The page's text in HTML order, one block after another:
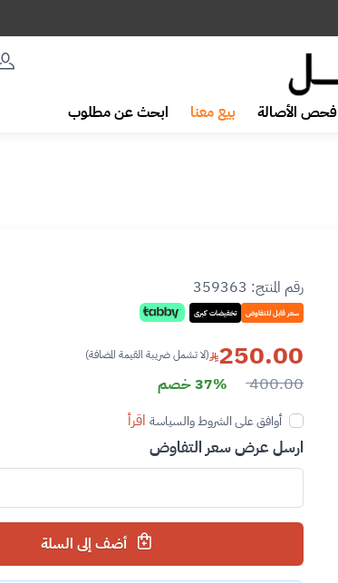
فحص الأصالة بيع معنا ابحث عن مطلوب
رقم المنتج: 359363
سعر قابل للتفاوض تخفيضات كبرى
250.00 (لا تشمل ضريبة القيمة المضافة)
400.00 37% خصم
أوافق على الشروط والسياسة اقرأ
ارسل عرض سعر التفاوض
أضف إلى السلة